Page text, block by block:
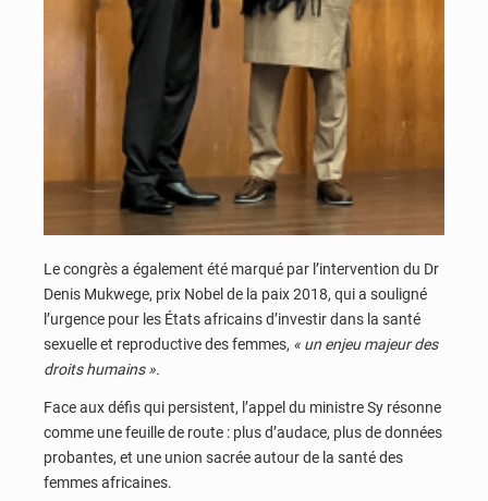
Le congrès a également été marqué par l’intervention du Dr
Denis Mukwege, prix Nobel de la paix 2018, qui a souligné
l’urgence pour les États africains d’investir dans la santé
sexuelle et reproductive des femmes, « un enjeu majeur des
droits humains ».
Face aux défis qui persistent, l’appel du ministre Sy résonne
comme une feuille de route : plus d’audace, plus de données
probantes, et une union sacrée autour de la santé des
femmes africaines.